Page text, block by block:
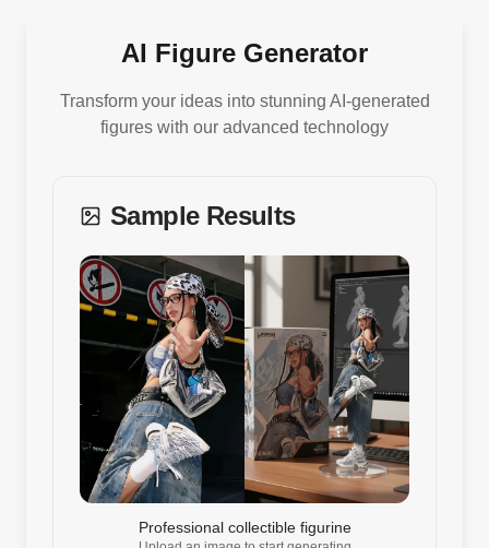
AI Figure Generator
Transform your ideas into stunning AI-generated
figures with our advanced technology
Sample Results
Professional collectible figurine